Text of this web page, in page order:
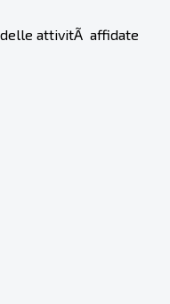
attivitÃ affidate